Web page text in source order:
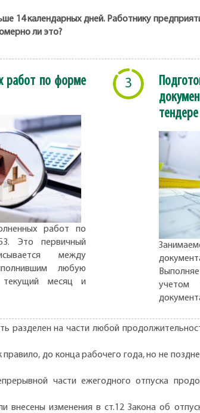
14 календарных дней. Работнику
ли это?
работ по форме
работ по
Это первичный
между
любую
месяц и
3
тендере
учетом
разделен на части любой
до конца рабочего года, но не
части ежегодного отпуска
изменения в ст.12 Закона об